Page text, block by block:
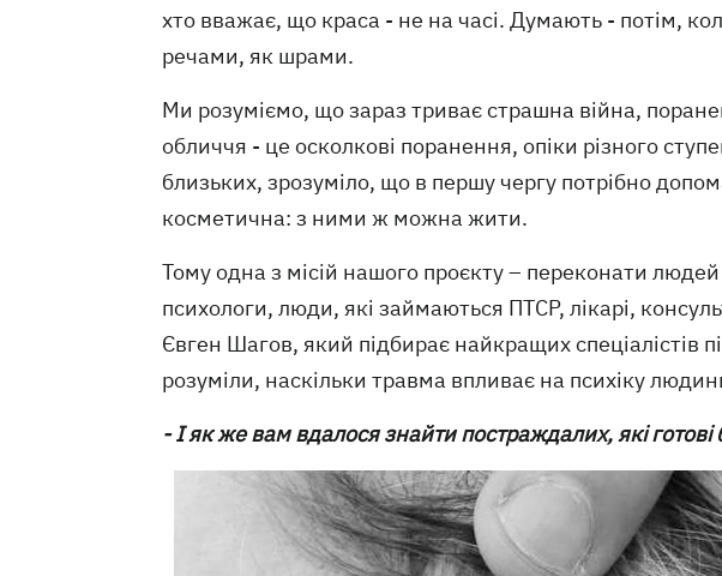
хто вважає, що краса - не на часі. Думають - потім,
речами, як шрами.
Ми розуміємо, що зараз триває страшна війна,
обличчя - це осколкові поранення, опіки різного
близьких, зрозуміло, що в першу чергу потрібно
косметична: з ними ж можна жити.
Тому одна з місій нашого проєкту – переконати
психологи, люди, які займаються ПТСР, лікарі,
Євген Шагов, який підбирає найкращих спеціалістів
розуміли, наскільки травма впливає на психіку
- І як же вам вдалося знайти постраждалих, які готові